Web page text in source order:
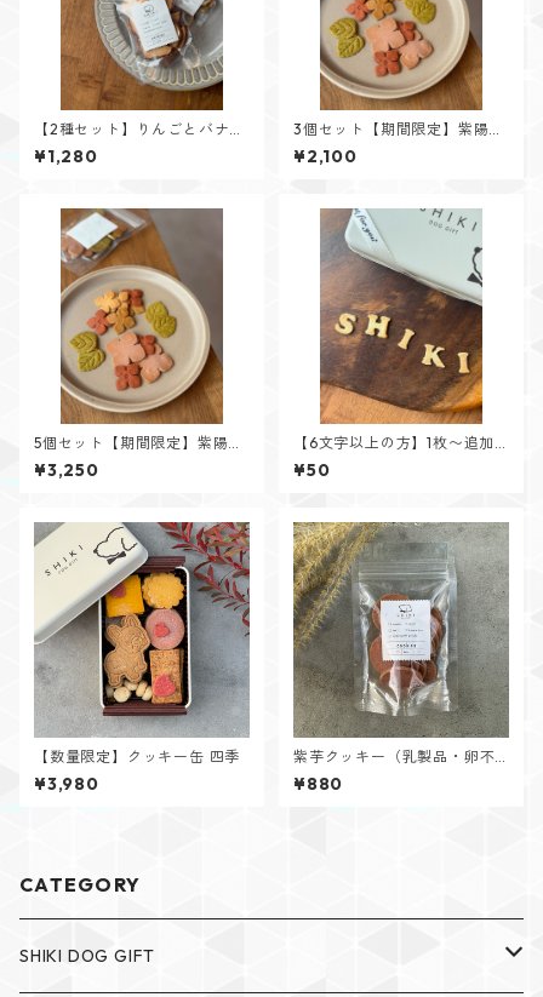
【2種セット】りんごとバナナ
のドライチップス
¥1,280
3個セット【期間限定】紫陽花
クッキー
¥2,100
5個セット【期間限定】紫陽花
クッキー
¥3,250
【6文字以上の方】1枚〜追加
分 お名前クッキー アルファベ
ット
¥50
【数量限定】クッキー缶 四季
¥3,980
紫芋クッキー（乳製品・卵不
使用）
¥880
CATEGORY
SHIKI DOG GIFT